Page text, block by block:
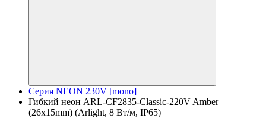
Серия NEON 230V [mono]
Гибкий неон ARL-CF2835-Classic-220V Amber
(26x15mm) (Arlight, 8 Вт/м, IP65)